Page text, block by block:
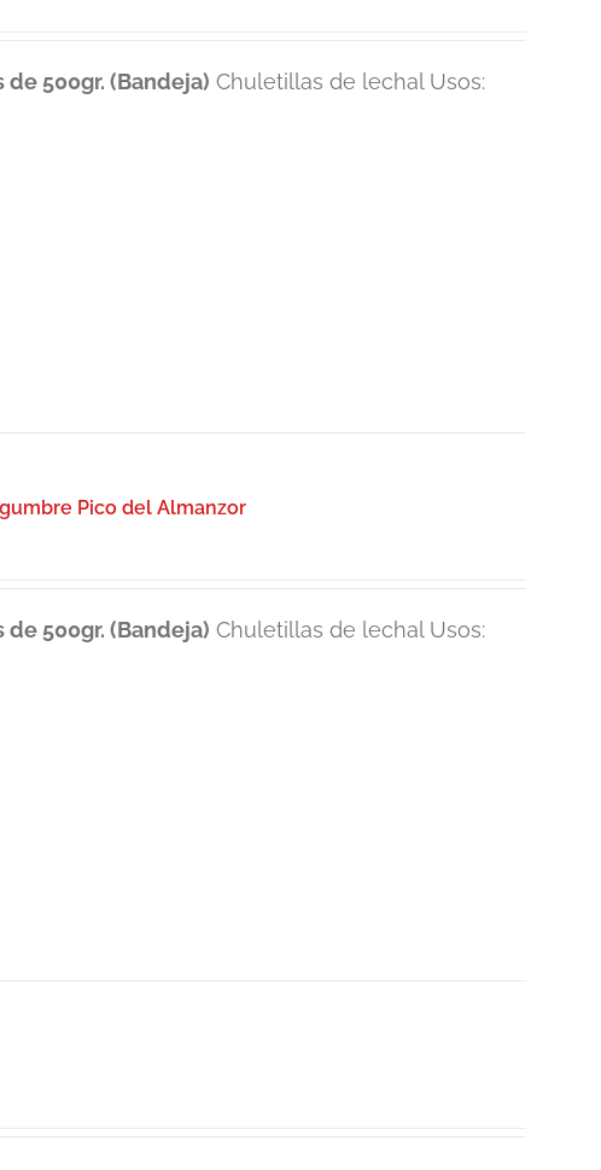
500gr. (Bandeja) Chuletillas de lechal Usos:
Pico del Almanzor
500gr. (Bandeja) Chuletillas de lechal Usos: